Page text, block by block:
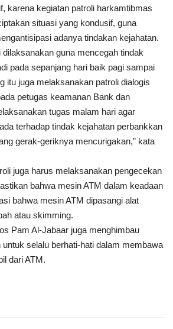
karena kegiatan patroli harkamtibmas
situasi yang kondusif, guna
adanya tindakan kejahatan.
dilaksanakan guna mencegah tindak
pada sepanjang hari baik pagi sampai
itu juga melaksanakan patroli dialogis
petugas keamanan Bank dan
tugas malam hari agar
terhadap tindak kejahatan perbankkan
gerak-geriknya mencurigakan,” kata
juga harus melaksanakan pengecekan
bahwa mesin ATM dalam keadaan
bahwa mesin ATM dipasangi alat
atau skimming.
Pam Al-Jabaar juga menghimbau
untuk selalu berhati-hati dalam membawa
dari ATM.